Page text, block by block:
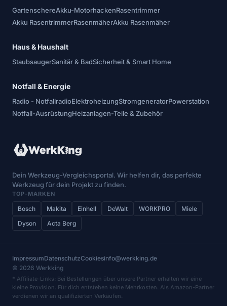
GartenschereAkku-MotorhackenRasentrimmer
Akku RasentrimmerRasenmäherAkku Rasenmäher
Haus & Haushalt
StaubsaugerSanitär & BadSicherheit & Smart Home
Notfall & Energie
Radio - NotfallradioElektroheizungStromgeneratorPowerstation
Notfall-AusrüstungHeizanlagen-Teile & Zubehör
Dein Werkzeug-Vergleichsportal. Wir helfen dir, das perfekte
Werkzeug für dein Projekt zu finden.
TOP-MARKEN
Bosch Makita Einhell DeWalt WORKPRO
Miele
Dyson
Acta Berg
ImpressumDatenschutzCookiesinfo@werkking.de
© 2026 Werkking
* Affiliate-Links: Bei Bestellungen über unsere Partner erhalten wir eine
kleine Provision. Für dich entstehen keine Mehrkosten. Als Amazon-Partner
verdienen wir an qualifizierten Verkäufen.